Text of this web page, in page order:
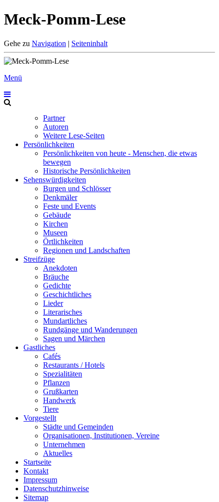
Meck-Pomm-Lese
Gehe zu Navigation | Seiteninhalt
Menü
Partner
Autoren
Weitere Lese-Seiten
Persönlichkeiten
Persönlichkeiten von heute - Menschen, die etwas
bewegen
Historische Persönlichkeiten
Sehenswürdigkeiten
Burgen und Schlösser
Denkmäler
Feste und Events
Gebäude
Kirchen
Museen
Örtlichkeiten
Regionen und Landschaften
Streifzüge
Anekdoten
Bräuche
Gedichte
Geschichtliches
Lieder
Literarisches
Mundartliches
Rundgänge und Wanderungen
Sagen und Märchen
Gastliches
Cafés
Restaurants / Hotels
Spezialitäten
Pflanzen
Grußkarten
Handwerk
Tiere
Vorgestellt
Städte und Gemeinden
Organisationen, Institutionen, Vereine
Unternehmen
Aktuelles
Startseite
Kontakt
Impressum
Datenschutzhinweise
Sitemap